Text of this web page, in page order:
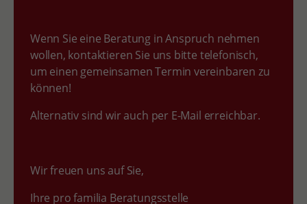
Wenn Sie eine Beratung in Anspruch nehmen
wollen, kontaktieren Sie uns bitte telefonisch,
um einen gemeinsamen Termin vereinbaren zu
können!
Alternativ sind wir auch per E-Mail erreichbar.
Wir freuen uns auf Sie,
Ihre pro familia Beratungsstelle